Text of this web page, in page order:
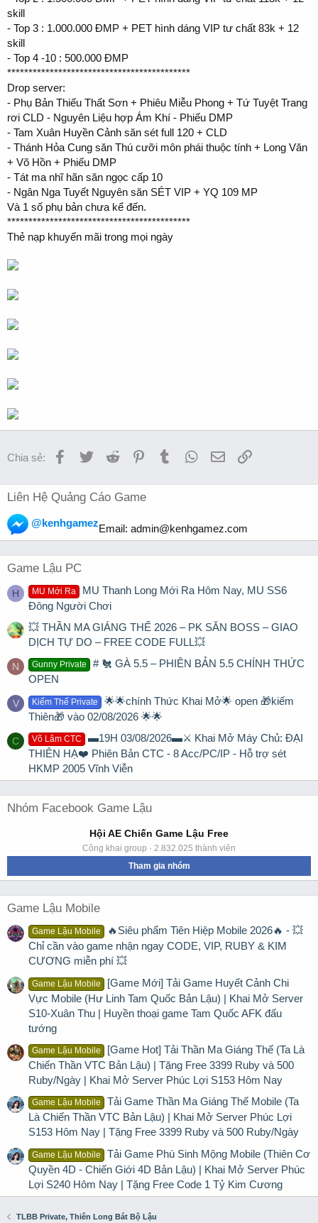
skill
- Top 3 : 1.000.000 ĐMP + PET hình dáng VIP tư chất 83k + 12
skill
- Top 4 -10 : 500.000 ĐMP
*******************************************
Drop server:
- Phụ Bản Thiếu Thất Sơn + Phiêu Miễu Phong + Tứ Tuyệt Trang
rơi CLD - Nguyên Liệu hợp Ám Khí - Phiếu DMP
- Tam Xuân Huyền Cảnh săn sét full 120 + CLD
- Thánh Hỏa Cung săn Thú cưỡi môn phái thuộc tính + Long Văn
+ Võ Hồn + Phiếu DMP
- Tát ma nhĩ hãn săn ngọc cấp 10
- Ngân Nga Tuyết Nguyên săn SÉT VIP + YQ 109 MP
Và 1 số phụ bản chưa kể đến.
*******************************************
Thẻ nạp khuyến mãi trong mọi ngày
Chia sẻ: Facebook
TwitterReddit PinterestTumblrWhatsApp
EmailLink
Liên Hệ Quảng Cáo Game
@kenhgamezEmail: admin@kenhgamez.com
Game Lậu PC
H MU Mới Ra
MU Thanh Long Mới Ra Hôm Nay, MU SS6
Đông Người Chơi
💥 THẦN MA GIÁNG THẾ 2026 – PK SĂN BOSS – GIAO
DỊCH TỰ DO – FREE CODE FULL💥
N Gunny Private
# 🐔 GÀ 5.5 – PHIÊN BẢN 5.5 CHÍNH THỨC
OPEN
V Kiếm Thế Private
🌟🌟chính Thức Khai Mở🌟 open 🎁kiếm
Thiên🎁 vào 02/08/2026 🌟🌟
C Võ Lâm CTC
▬19H 03/08/2026▬⚔️ Khai Mở Máy Chủ: ĐẠI
THIÊN HẠ❤️ Phiên Bản CTC - 8 Acc/PC/IP - Hỗ trợ sét
HKMP 2005 Vĩnh Viễn
Nhóm Facebook Game Lậu
Hội AE Chiến Game Lậu Free
Công khai group · 2.832.025 thành viên
Tham gia nhóm
Game Lậu Mobile
Game Lậu Mobile
🔥Siêu phẩm Tiên Hiệp Mobile 2026🔥 - 💥
Chỉ cần vào game nhận ngay CODE, VIP, RUBY & KIM
CƯƠNG miễn phí 💥
Game Lậu Mobile
[Game Mới] Tải Game Huyết Cảnh Chi
Vực Mobile (Hư Linh Tam Quốc Bản Lậu) | Khai Mở Server
S10-Xuân Thu | Huyền thoại game Tam Quốc AFK đấu
tướng
Game Lậu Mobile
[Game Hot] Tải Thần Ma Giáng Thế (Ta Là
Chiến Thần VTC Bản Lậu) | Tặng Free 3399 Ruby và 500
Ruby/Ngày | Khai Mở Server Phúc Lợi S153 Hôm Nay
Game Lậu Mobile
Tải Game Thần Ma Giáng Thế Mobile (Ta
Là Chiến Thần VTC Bản Lậu) | Khai Mở Server Phúc Lợi
S153 Hôm Nay | Tặng Free 3399 Ruby và 500 Ruby/Ngày
Game Lậu Mobile
Tải Game Phù Sinh Mộng Mobile (Thiên Cơ
Quyền 4D - Chiến Giới 4D Bản Lậu) | Khai Mở Server Phúc
Lợi S240 Hôm Nay | Tặng Free Code 1 Tỷ Kim Cương
TLBB Private, Thiên Long Bát Bộ Lậu